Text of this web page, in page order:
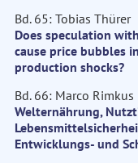
Bd. 65: Tobias Thürer
Does speculation
cause price bubbles
production shocks?
Bd. 66: Marco Rimkus
Welternährung,
Entwicklungs- und